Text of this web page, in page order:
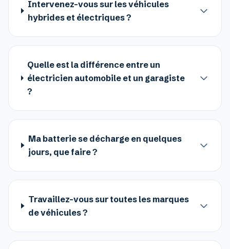
Intervenez-vous sur les véhicules
hybrides et électriques ?
Quelle est la différence entre un
électricien automobile et un garagiste
?
Ma batterie se décharge en quelques
jours, que faire ?
Travaillez-vous sur toutes les marques
de véhicules ?